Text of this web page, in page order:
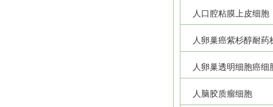
人口腔粘膜上皮细胞
人卵巢癌紫杉醇耐药
人卵巢透明细胞癌细
人脑胶质瘤细胞